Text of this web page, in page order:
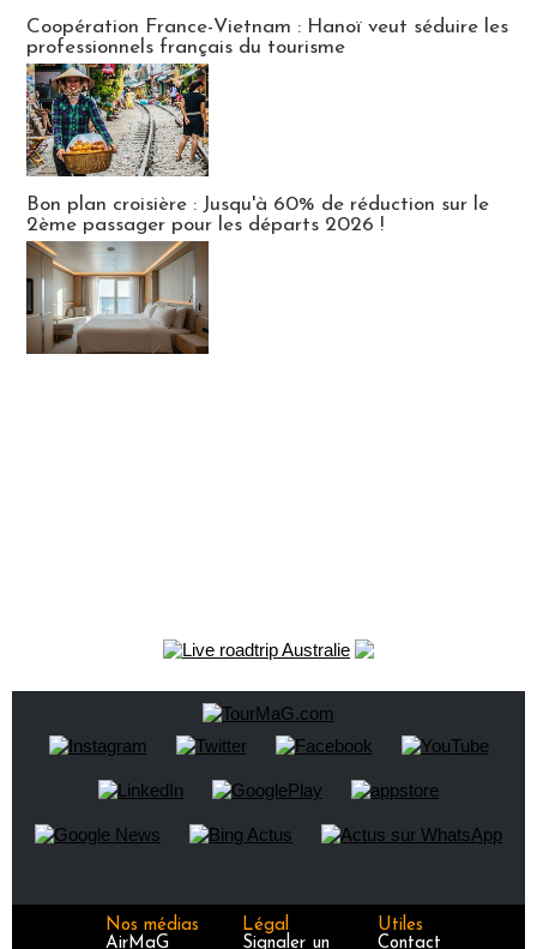
Coopération France-Vietnam : Hanoï veut séduire les
professionnels français du tourisme
Bon plan croisière : Jusqu'à 60% de réduction sur le
2ème passager pour les départs 2026 !
Nos médias
AirMaG
Légal
Signaler un
Utiles
Contact